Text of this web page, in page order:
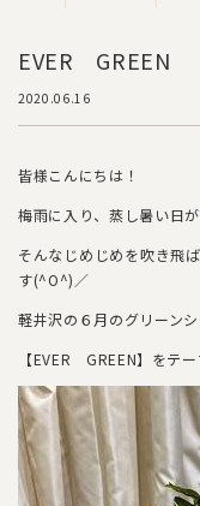
EVER GREEN
2020.06.16
皆様こんにちは！
梅雨に入り、蒸し暑い日が
そんなじめじめを吹き飛
す(^O^)／
軽井沢の６月のグリーン
【EVER GREEN】をテ